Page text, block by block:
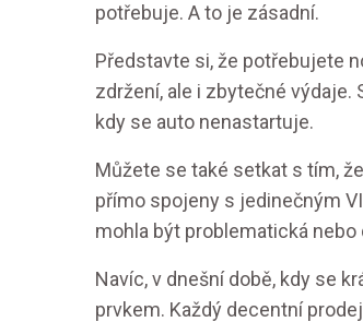
potřebuje. A to je zásadní.
Představte si, že potřebujete
zdržení, ale i zbytečné
kdy se auto nenastartuje.
Můžete se také setkat s tím,
přímo spojeny s jedinečným
mohla být problematická
Navíc, v dnešní době, kdy se
prvkem. Každý decentní